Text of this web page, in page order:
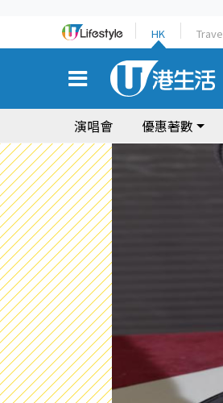
HK
演唱會 優惠著數